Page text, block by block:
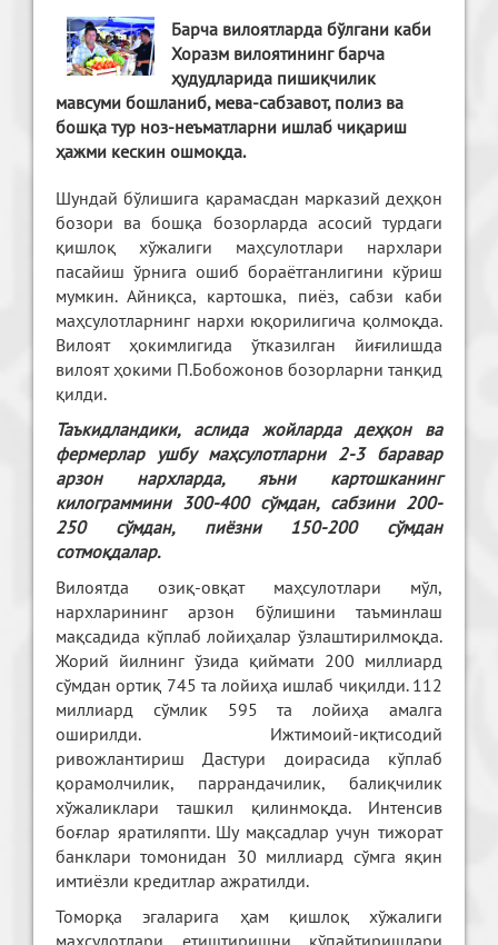
Барча вилоятларда бўлгани каби
Хоразм вилоятининг барча
ҳудудларида пишиқчилик
мавсуми бошланиб, мева-сабзавот, полиз ва
бошқа тур ноз-неъматларни ишлаб чиқариш
ҳажми кескин ошмоқда.
Шундай бўлишига қарамасдан марказий деҳқон
бозори ва бошқа бозорларда асосий турдаги
қишлоқ хўжалиги маҳсулотлари нархлари
пасайиш ўрнига ошиб бораётганлигини кўриш
мумкин. Айниқса, картошка, пиёз, сабзи каби
маҳсулотларнинг нархи юқорилигича қолмоқда.
Вилоят ҳокимлигида ўтказилган йиғилишда
вилоят ҳокими П.Бобожонов бозорларни танқид
қилди.
Таъкидландики, аслида жойларда деҳқон ва
фермерлар ушбу маҳсулотларни 2-3 баравар
арзон нархларда, яъни картошканинг
килограммини 300-400 сўмдан, сабзини 200-
250 сўмдан, пиёзни 150-200 сўмдан
сотмоқдалар.
Вилоятда озиқ-овқат маҳсулотлари мўл,
нархларининг арзон бўлишини таъминлаш
мақсадида кўплаб лойиҳалар ўзлаштирилмоқда.
Жорий йилнинг ўзида қиймати 200 миллиард
сўмдан ортиқ 745 та лойиҳа ишлаб чиқилди. 112
миллиард сўмлик 595 та лойиҳа амалга
оширилди. Ижтимоий-иқтисодий
ривожлантириш Дастури доирасида кўплаб
қорамолчилик, паррандачилик, балиқчилик
хўжаликлари ташкил қилинмоқда. Интенсив
боғлар яратиляпти. Шу мақсадлар учун тижорат
банклари томонидан 30 миллиард сўмга яқин
имтиёзли кредитлар ажратилди.
Томорқа эгаларига ҳам қишлоқ хўжалиги